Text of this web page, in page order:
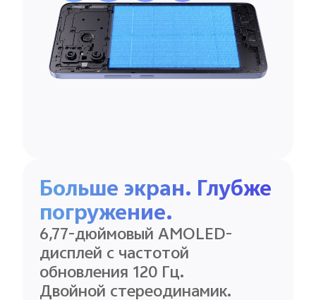
Больше экран. Глубже
погружение.
6,77-дюймовый AMOLED-
дисплей с частотой
обновления 120 Гц.
Двойной стереодинамик.